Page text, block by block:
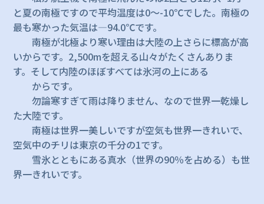
と夏の南極ですので平均温度は0～-10℃でした。南極の
最も寒かった気温は―94.0℃です。
南極が北極より寒い理由は大陸の上さらに標高が高
いからです。2,500mを超える山々がたくさんありま
す。そして内陸のほぼすべては氷河の上にある
からです。
勿論寒すぎて雨は降りません、なので世界一乾燥し
た大陸です。
南極は世界一美しいですが空気も世界一きれいで、
空気中のチリは東京の千分の1です。
雪氷とともにある真水（世界の90％を占める）も世
界一きれいです。